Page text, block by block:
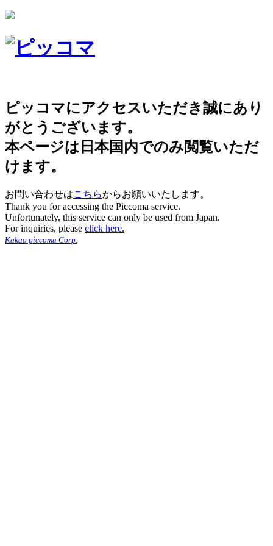
ピッコマにアクセスいただき誠にあり
がとうございます。
本ページは日本国内でのみ閲覧いただ
けます。
お問い合わせはこちらからお願いいたします。
Thank you for accessing the Piccoma service.
Unfortunately, this service can only be used from Japan.
For inquiries, please click here.
Kakao piccoma Corp.